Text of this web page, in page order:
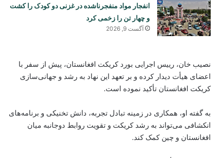
انفجار مواد منفجرناشده در غزنی دو کودک را کشت
و چهار تن را زخمی کرد
آگست 9, 2026
نصیب خان، رییس اجرایی بورد کریکت افغانستان، پیش از سفر با
اعضای هیأت دیدار کرده و بر تعهد این نهاد به رشد و جهانی‌سازی
کریکت افغانستان تأکید نموده است.
به گفته او، همکاری در زمینه تبادل تجربه، دانش تخنیکی و برنامه‌های
انکشافی می‌تواند به رشد کریکت و تقویت روابط دوجانبه میان
افغانستان و چین کمک کند.